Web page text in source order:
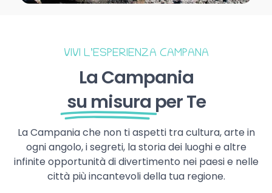
VIVI L’ESPERIENZA CAMPANA
La Campania
su misura per Te
La Campania che non ti aspetti tra cultura, arte in
ogni angolo, i segreti, la storia dei luoghi e altre
infinite opportunità di divertimento nei paesi e nelle
città più incantevoli della tua regione.